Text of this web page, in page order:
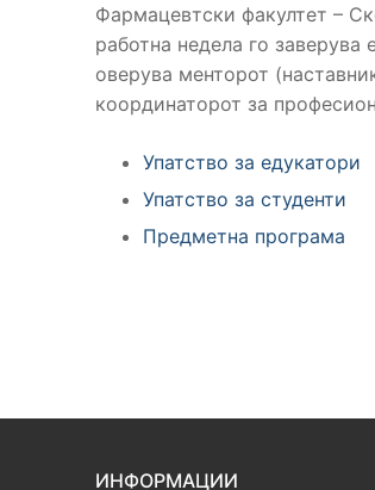
Фармацевтски факултет –
работна недела го
оверува менторот
координаторот за
Упатство за едукатори
Упатство за студенти
Предметна програма
ИНФОРМАЦИИ